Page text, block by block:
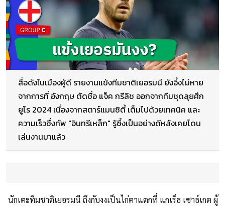
สื่อดังในเมืองผู้ดี รายงานแข้งทีมชาติเยอรมนี ยังอึ้งไม่หาย
จากการที่ อังกฤษ ตัดชื่อ แจ็ค กรีลิช ออกจากทีมชุดลุยศึก
ยูโร 2024 เนื่องจากสตาร์แมนซิตี้ เต็มไปด้วยเทคนิค และ
ความเร็วซึ่งทัพ "อินทรีเหล็ก" รู้ซึ้งเป็นอย่างดีหลังเคยโดน
เล่นงานมาแล้ว
นักเตะทีมชาติเยอรมนี ถึงกับงงเป็นไก่ตาแตกที่ แกเร็ธ เซาธ์เกต ผู้